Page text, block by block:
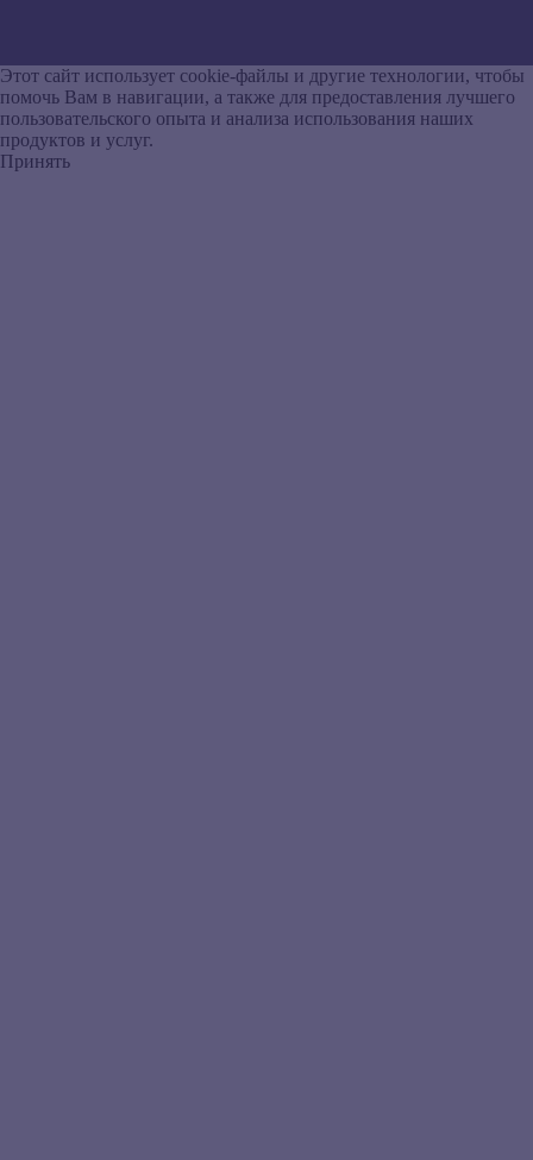
Этот сайт использует cookie-файлы и другие технологии, чтобы
помочь Вам в навигации, а также для предоставления лучшего
пользовательского опыта и анализа использования наших
продуктов и услуг.
Принять